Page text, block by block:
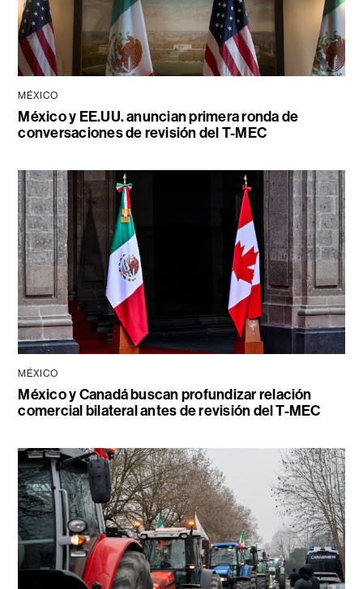
MÉXICO
México y EE.UU. anuncian primera ronda de
conversaciones de revisión del T-MEC
MÉXICO
México y Canadá buscan profundizar relación
comercial bilateral antes de revisión del T-MEC